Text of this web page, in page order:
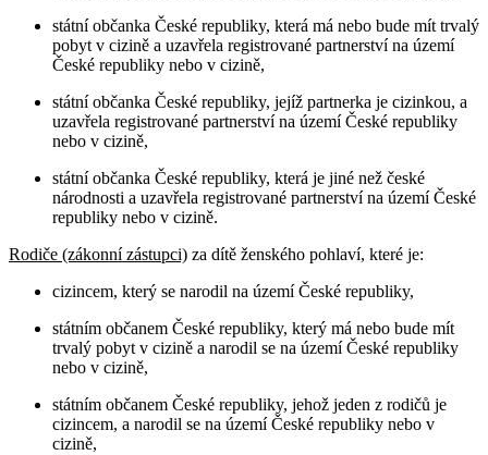
státní občanka České republiky, která má nebo bude mít trvalý
pobyt v cizině a uzavřela registrované partnerství na území
České republiky nebo v cizině,
státní občanka České republiky, jejíž partnerka je cizinkou, a
uzavřela registrované partnerství na území České republiky
nebo v cizině,
státní občanka České republiky, která je jiné než české
národnosti a uzavřela registrované partnerství na území České
republiky nebo v cizině.
Rodiče (zákonní zástupci) za dítě ženského pohlaví, které je:
cizincem, který se narodil na území České republiky,
státním občanem České republiky, který má nebo bude mít
trvalý pobyt v cizině a narodil se na území České republiky
nebo v cizině,
státním občanem České republiky, jehož jeden z rodičů je
cizincem, a narodil se na území České republiky nebo v
cizině,